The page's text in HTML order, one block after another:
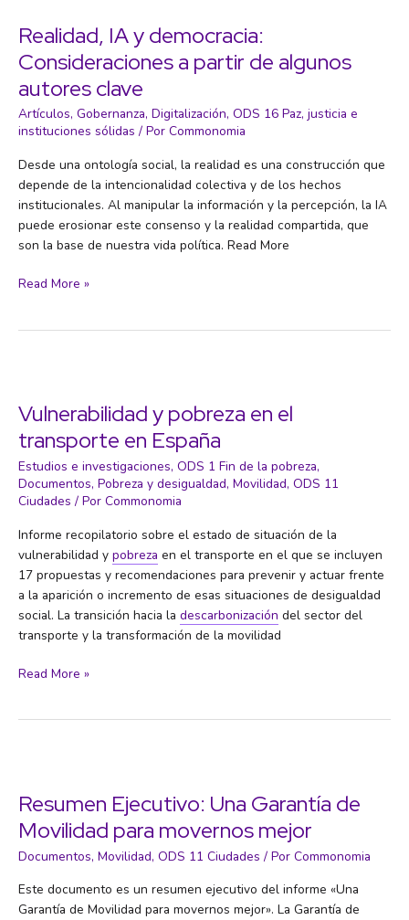
comunidades
autónomas
Realidad, IA y democracia:
Consideraciones a partir de algunos
autores clave
Artículos, Gobernanza, Digitalización, ODS 16 Paz, justicia e
instituciones sólidas / Por Commonomia
Desde una ontología social, la realidad es una construcción que
depende de la intencionalidad colectiva y de los hechos
institucionales. Al manipular la información y la percepción, la IA
puede erosionar este consenso y la realidad compartida, que
son la base de nuestra vida política. Read More
Realidad,
partir
de
algunos
autores
clave
Read More »
Vulnerabilidad y pobreza en el
transporte en España
Estudios e investigaciones, ODS 1 Fin de la pobreza,
Documentos, Pobreza y desigualdad, Movilidad, ODS 11
Ciudades / Por Commonomia
Informe recopilatorio sobre el estado de situación de la
vulnerabilidad y pobreza en el transporte en el que se incluyen
17 propuestas y recomendaciones para prevenir y actuar frente
a la aparición o incremento de esas situaciones de desigualdad
social. La transición hacia la descarbonización del sector del
transporte y la transformación de la movilidad
Vulnerabilidad
en
España
Read More »
Resumen Ejecutivo: Una Garantía de
Movilidad para movernos mejor
Documentos, Movilidad, ODS 11 Ciudades / Por Commonomia
Este documento es un resumen ejecutivo del informe «Una
Garantía de Movilidad para movernos mejor». La Garantía de